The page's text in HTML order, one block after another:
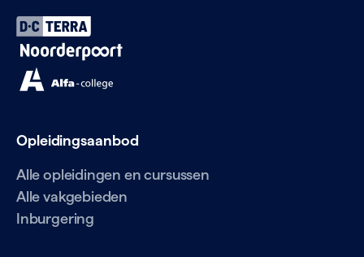
Opleidingsaanbod
Alle opleidingen en cursussen
Alle vakgebieden
Inburgering